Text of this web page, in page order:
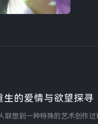
的爱情与欲望探寻